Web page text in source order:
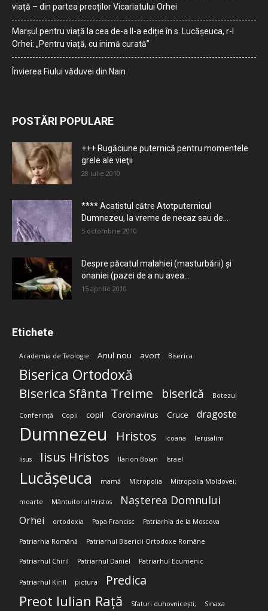
viață – din partea preoților Vicariatului Orhei
Marșul pentru viață la cea de-a II-a ediție în s. Lucășeuca, r-l
Orhei: „Pentru viață, cu inimă curată”
Învierea Fiului văduvei din Nain
POSTĂRI POPULARE
+++ Rugăciune puternică pentru momentele
grele ale vieţii
28 iulie 2010
**** Acatistul către Atotputernicul
Dumnezeu, la vreme de necaz sau de...
5 octombrie 2010
Despre păcatul malahiei (masturbării) şi
onaniei (pazei de a nu avea...
15 aprilie 2010
Etichete
Academia de Teologie Anul nou avort Biserica
Biserica Ortodoxă
Biserica Sfânta Treime biserică Botezul
Conferință Copii copil Coronavirus Cruce dragoste
Dumnezeu Hristos Icoana Ierusalim
Iisus Iisus Hristos Ilarion Boian Israel
Lucășeuca mamă Mitropolia Mitropolia Moldovei;
moarte Mântuitorul Hristos Nașterea Domnului
Orhei ortodoxia Papa Francisc Patriarhia de la Moscova
Patriarhia Română Patriarhul Bisericii Ortodoxe Române
Patriarhul Chiril Patriarhul Daniel Patriarhul Ecumenic
Patriarhul Kirill pictura Predica
Preot Iulian Rață Sfaturi duhovnicești; Sinaxa